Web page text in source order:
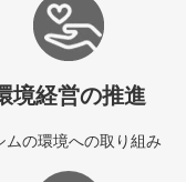
境経営の推進
ムの環境への取り組み